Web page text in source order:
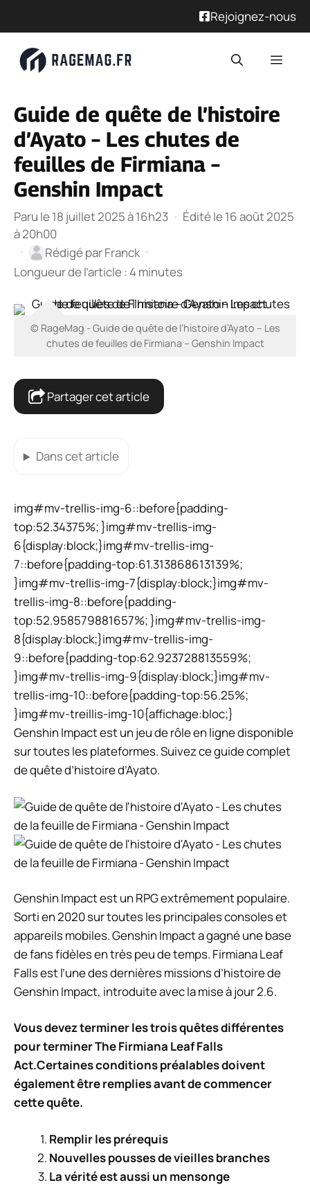
Rejoignez-nous
Guide de quête de l’histoire
d’Ayato – Les chutes de
feuilles de Firmiana –
Genshin Impact
Paru le 18 juillet 2025 à 16h23 · Édité le 16 août 2025
à 20h00
·
Rédigé parFranck ·
Longueur de l’article : 4 minutes
© RageMag - Guide de quête de l’histoire d’Ayato – Les
chutes de feuilles de Firmiana – Genshin Impact
Partager cet article
Dans cet article
img#mv-trellis-img-6::before{padding-
top:52.34375%; }img#mv-trellis-img-
6{display:block;}img#mv-trellis-img-
7::before{padding-top:61.313868613139%;
}img#mv-trellis-img-7{display:block;}img#mv-
trellis-img-8::before{padding-
top:52.958579881657%; }img#mv-trellis-img-
8{display:block;}img#mv-trellis-img-
9::before{padding-top:62.923728813559%;
}img#mv-trellis-img-9{display:block;}img#mv-
trellis-img-10::before{padding-top:56.25%;
}img#mv-treillis-img-10{affichage:bloc;}
Genshin Impact est un jeu de rôle en ligne disponible
sur toutes les plateformes. Suivez ce guide complet
de quête d’histoire d’Ayato.
Genshin Impact est un RPG extrêmement populaire.
Sorti en 2020 sur toutes les principales consoles et
appareils mobiles. Genshin Impact a gagné une base
de fans fidèles en très peu de temps. Firmiana Leaf
Falls est l’une des dernières missions d’histoire de
Genshin Impact, introduite avec la mise à jour 2.6.
Vous devez terminer les trois quêtes différentes
pour terminer The Firmiana Leaf Falls
Act.Certaines conditions préalables doivent
également être remplies avant de commencer
cette quête.
Remplir les prérequis
Nouvelles pousses de vieilles branches
La vérité est aussi un mensonge